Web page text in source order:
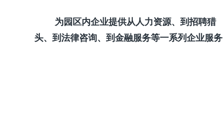
为园区内企业提供从人力资源、到招聘猎
头、到法律咨询、到金融服务等一系列企业服务